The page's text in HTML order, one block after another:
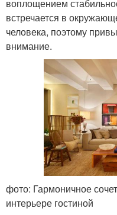
воплощением
встречается в
человека, поэтому
внимание.
фото: Гармоничное
интерьере гостиной